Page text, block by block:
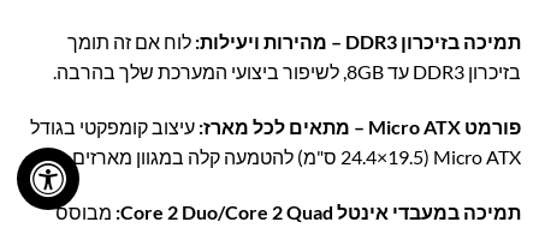
תמיכה בזיכרון DDR3 – מהירות ויעילות:
לוח אם זה תומך
בזיכרון DDR3 עד 8GB, לשיפור ביצועי המערכת שלך בהרבה.
פורמט Micro ATX – מתאים לכל מארז:
עיצוב קומפקטי בגודל
Micro ATX (24.4×19.5 ס"מ) להטמעה קלה במגוון מארזים.
תמיכה במעבדי אינטל Core 2 Duo/Core 2 Quad:
מבוסס